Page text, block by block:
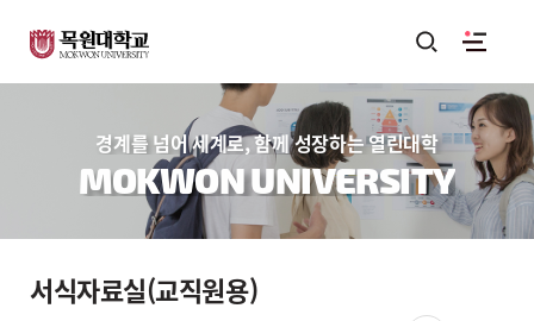
경계를 넘어 세계로, 함께 성장하는 열린대학
MOKWON UNIVERSITY
서식자료실(교직원용)